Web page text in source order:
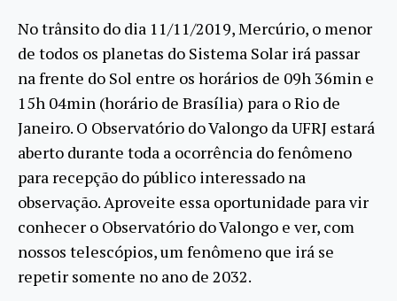
No trânsito do dia 11/11/2019, Mercúrio, o menor
de todos os planetas do Sistema Solar irá passar
na frente do Sol entre os horários de 09h 36min e
15h 04min (horário de Brasília) para o Rio de
Janeiro. O Observatório do Valongo da UFRJ estará
aberto durante toda a ocorrência do fenômeno
para recepção do público interessado na
observação. Aproveite essa oportunidade para vir
conhecer o Observatório do Valongo e ver, com
nossos telescópios, um fenômeno que irá se
repetir somente no ano de 2032.